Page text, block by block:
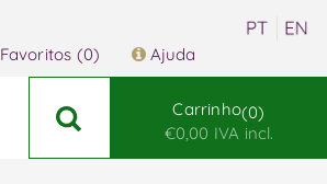
Favoritos (0) Ajuda
Carrinho 0
€0,00 IVA incl.